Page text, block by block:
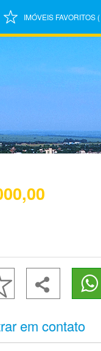
IMÓVEIS FAVORITOS (
em contato